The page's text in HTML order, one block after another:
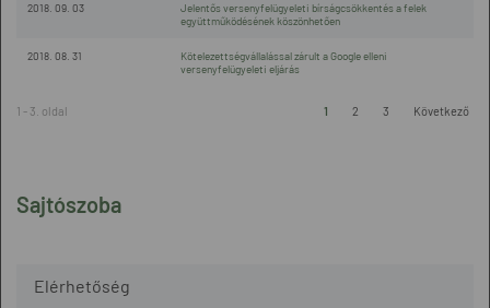
Sajtószoba
Elérhetőség
2018. 09. 03
Jelentős versenyfelügyeleti bírságcsökkentés a felek
együttműködésének köszönhetően
2018. 08. 31
Kötelezettségvállalással zárult a Google elleni
versenyfelügyeleti eljárás
1 - 3. oldal 1 2 3 Következő